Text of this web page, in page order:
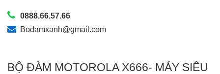
0888.66.57.66
Bodamxanh@gmail.com
BỘ ĐÀM MOTOROLA X666- MÁY SIÊU